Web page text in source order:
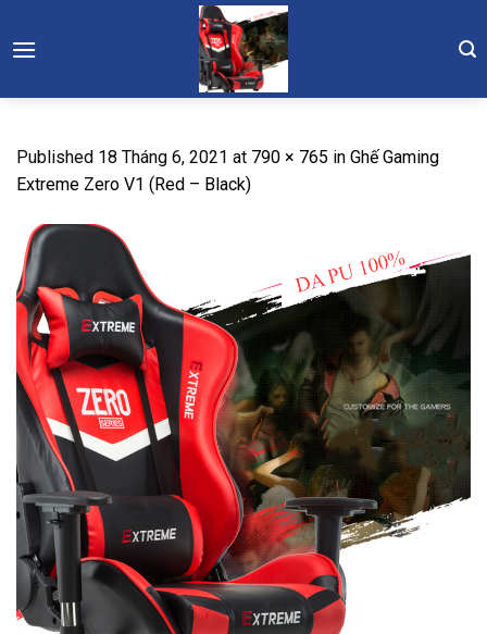
to
Published 18 Tháng 6, 2021 at 790 × 765 in Ghế Gaming
Extreme Zero V1 (Red – Black)